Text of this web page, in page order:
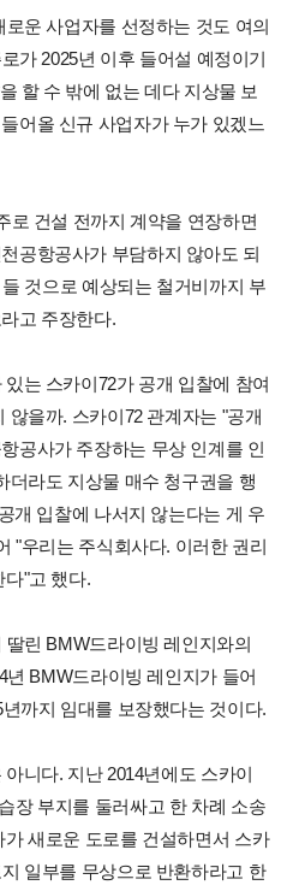
운 사업자를 선정하는 것도 여의
가 2025년 이후 들어설 예정이기
할 수 밖에 없는 데다 지상물 보
어올 신규 사업자가 누가 있겠느
로 건설 전까지 계약을 연장하면
공항공사가 부담하지 않아도 되
것으로 예상되는 철거비까지 부
고 주장한다.
는 스카이72가 공개 입찰에 참여
않을까. 스카이72 관계자는 "공개
공사가 주장하는 무상 인계를 인
더라도 지상물 매수 청구권을 행
개 입찰에 나서지 않는다는 게 우
"우리는 주식회사다. 이러한 권리
다"고 했다.
린 BMW드라이빙 레인지와의
년 BMW드라이빙 레인지가 들어
까지 임대를 보장했다는 것이다.
니다. 지난 2014년에도 스카이
장 부지를 둘러싸고 한 차례 소송
새로운 도로를 건설하면서 스카
일부를 무상으로 반환하라고 한